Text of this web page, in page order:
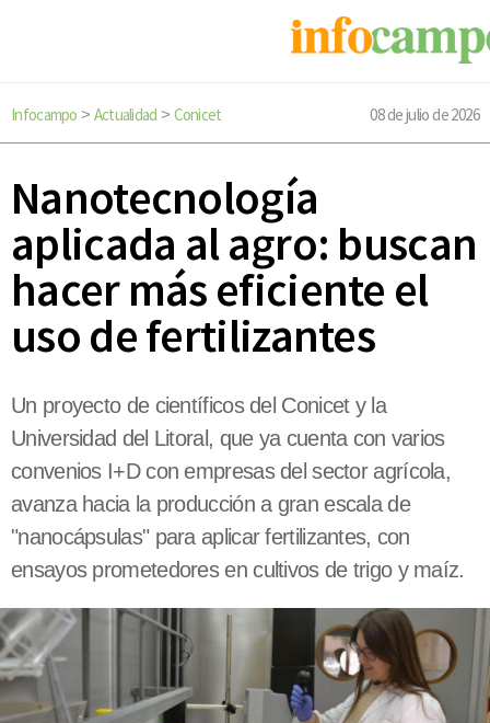
Infocampo > Actualidad > Conicet 08 de julio de 2026
Nanotecnología
aplicada al agro: buscan
hacer más eficiente el
uso de fertilizantes
Un proyecto de científicos del Conicet y la
Universidad del Litoral, que ya cuenta con varios
convenios I+D con empresas del sector agrícola,
avanza hacia la producción a gran escala de
"nanocápsulas" para aplicar fertilizantes, con
ensayos prometedores en cultivos de trigo y maíz.